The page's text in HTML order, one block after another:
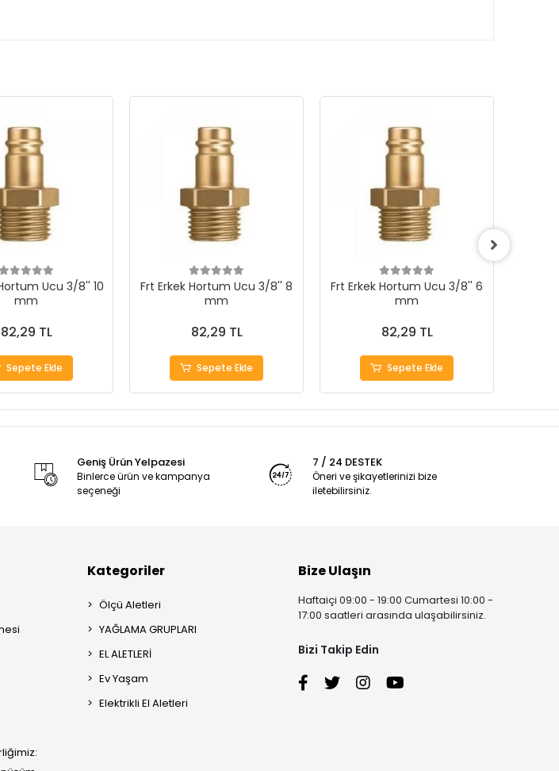
Ucu 3/8'' 10
mm
82,29 TL
Sepete Ekle
Frt Erkek Hortum Ucu 3/8'' 8
mm
82,29 TL
Sepete Ekle
Frt Erkek Hortum Ucu 3/8'' 6
mm
82,29 TL
Sepete Ekle
Geniş Ürün Yelpazesi
Binlerce ürün ve kampanya
seçeneği
7 / 24 DESTEK
Öneri ve şikayetlerinizi bize
iletebilirsiniz.
Kategoriler
Ölçü Aletleri
YAĞLAMA GRUPLARI
EL ALETLERİ
Ev Yaşam
Elektrikli El Aletleri
Bize Ulaşın
Haftaiçi 09:00 - 19:00 Cumartesi 10:00 -
17:00 saatleri arasında ulaşabilirsiniz.
Bizi Takip Edin